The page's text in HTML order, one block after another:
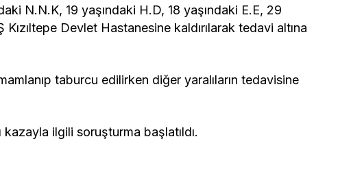
N.N.K, 19 yaşındaki H.D, 18 yaşındaki E.E, 29
Devlet Hastanesine kaldırılarak tedavi altına
taburcu edilirken diğer yaralıların tedavisine
kazayla ilgili soruşturma başlatıldı.